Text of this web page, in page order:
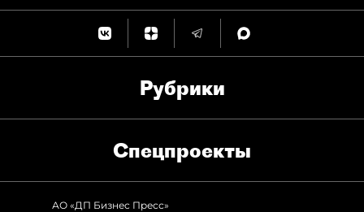
Рубрики
Спец­проекты
АО «ДП Бизнес Пресс»